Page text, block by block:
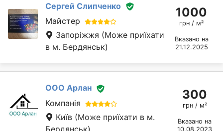
Сергей Слипченко
Майстер
Запоріжжя (Може приїхати
в м. Бердянськ)
1000
грн / м²
Вказано на
21.12.2025
ООО Арлан
Компанія
Київ (Може приїхати в м.
300
грн / м²
Вказано на
10.08.2023